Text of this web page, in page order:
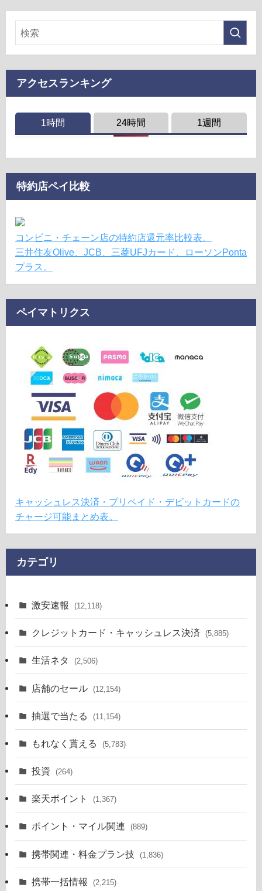
アクセスランキング
1時間 24時間 1週間
特約店ペイ比較
コンビニ・チェーン店の特約店還元率比較表。
三井住友Olive、JCB、三菱UFJカード、ローソンPonta
プラス。
ペイマトリクス
キャッシュレス決済・プリペイド・デビットカードの
チャージ可能まとめ表。
カテゴリ
激安速報 (12,118)
クレジットカード・キャッシュレス決済 (5,885)
生活ネタ (2,506)
店舗のセール (12,154)
抽選で当たる (11,154)
もれなく貰える (5,783)
投資 (264)
楽天ポイント (1,367)
ポイント・マイル関連 (889)
携帯関連・料金プラン技 (1,836)
携帯一括情報 (2,215)